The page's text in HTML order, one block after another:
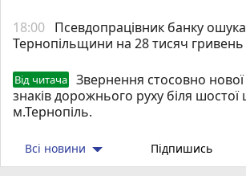
18:00 Псевдопрацівник банку
Тернопільщини на 28 тисяч гривень
Від читача
Звернення стосовно нової
знаків дорожнього руху біля
м.Тернопіль.
Всі новини Підпишись